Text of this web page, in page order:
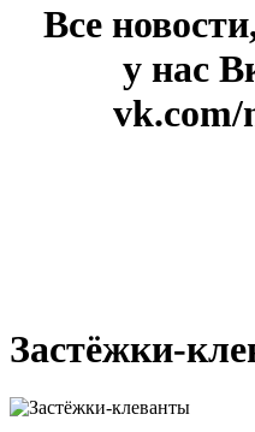
Все
у нас
vk.com/
Застёжки-